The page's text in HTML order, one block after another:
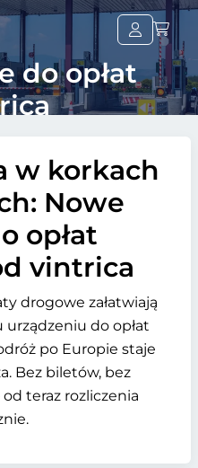
do opłat
w korkach
Nowe
opłat
vintrica
drogowe załatwiają
do opłat
po Europie staje
Bez biletów, bez
teraz rozliczenia